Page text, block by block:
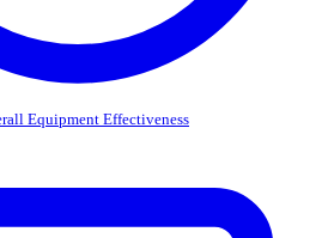
Equipment Effectiveness